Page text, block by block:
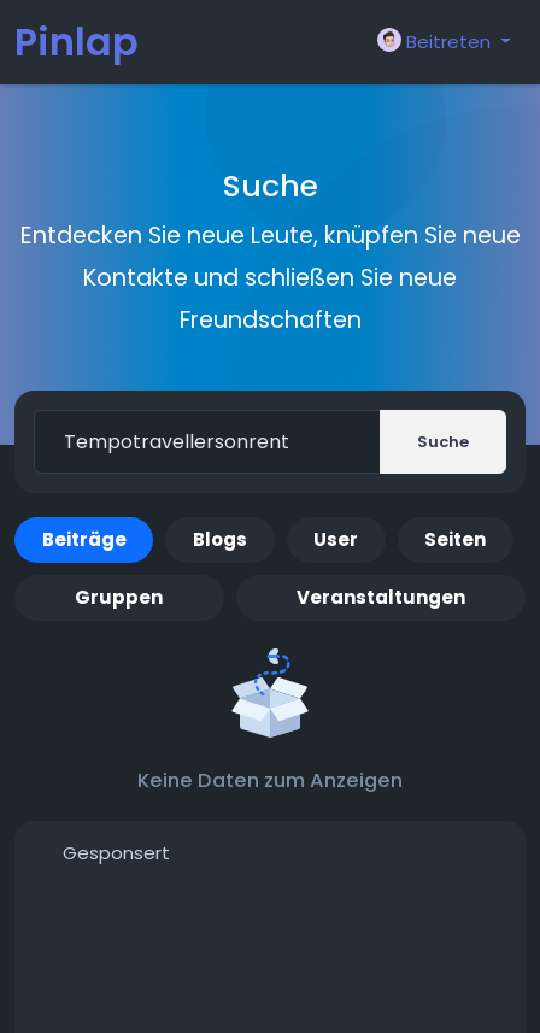
Pinlap Beitreten
Suche
Entdecken Sie neue Leute, knüpfen Sie neue
Kontakte und schließen Sie neue
Freundschaften
Suche
Beiträge Blogs User Seiten
Gruppen Veranstaltungen
Keine Daten zum Anzeigen
Gesponsert